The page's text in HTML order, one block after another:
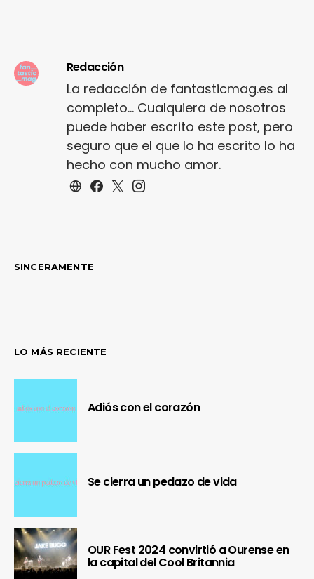
Redacción
La redacción de fantasticmag.es al
completo... Cualquiera de nosotros
puede haber escrito este post, pero
seguro que el que lo ha escrito lo ha
hecho con mucho amor.
SINCERAMENTE
LO MÁS RECIENTE
Adiós con el corazón
Se cierra un pedazo de vida
OUR Fest 2024 convirtió a Ourense en
la capital del Cool Britannia